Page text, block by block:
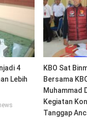
4
Lebih
KBO Sat
Bersama
Muhammad
Kegiatan
Tanggap